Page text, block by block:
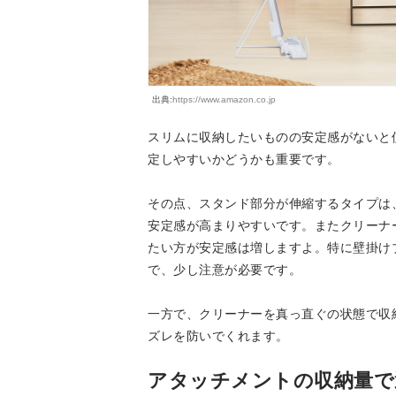
出典:https://www.amazon.co.jp
スリムに収納したいものの安定感がない
定しやすいかどうかも重要です。
その点、スタンド部分が伸縮するタイプ
安定感が高まりやすいです。またクリー
たい方が安定感は増しますよ。特に壁掛
で、少し注意が必要です。
一方で、クリーナーを真っ直ぐの状態で
ズレを防いでくれます。
アタッチメントの収納量